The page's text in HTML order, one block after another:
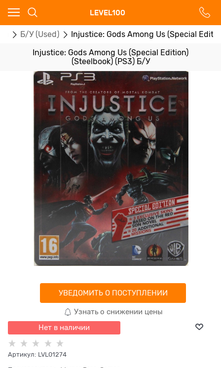
LEVEL100
Б/У (Used) Injustice: Gods Among Us (Special
Injustice: Gods Among Us (Special Edition)
(Steelbook) (PS3) Б/У
УВЕДОМИТЬ О ПОСТУПЛЕНИИ
Узнать о снижении цены
Нет в наличии
Артикул: LVL01274
Ваш город - Москва,
угадали?
ДА НЕТ